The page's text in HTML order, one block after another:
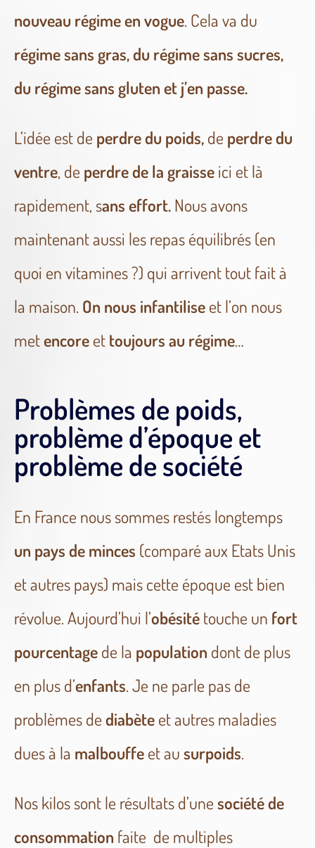
nouveau régime en vogue. Cela va du
régime sans gras,du régime sans sucres,
du régime sans gluten et j’en passe.
L’idée est de perdre du poids,de perdre du
ventre, de perdre de la graisseici et là
rapidement, sans effort.Nous avons
maintenant aussi les repas équilibrés (en
quoi en vitamines ?) qui arrivent tout fait à
la maison. On nous infantiliseet l’on nous
metencoreettoujours au régime…
Problèmes de poids,
problème d’époque et
problème de société
En France nous sommes restés longtemps
un pays de minces (comparé aux Etats Unis
et autres pays) mais cette époque est bien
révolue. Aujourd’hui l’obésitétouche un fort
pourcentagede la population dont de plus
en plus d’enfants. Je ne parle pas de
problèmes dediabèteet autres maladies
dues à la malbouffeet ausurpoids.
Nos kilos sont le résultats d’unesociété de
consommation faite de multiples